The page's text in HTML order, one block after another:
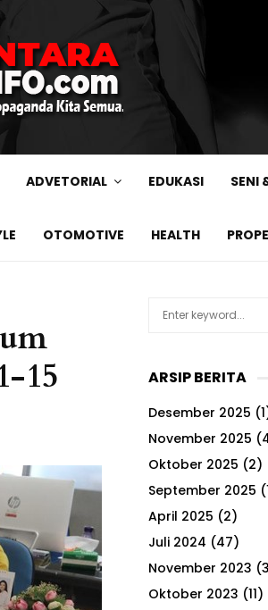
ADVETORIAL EDUKASI SENI
OTOMOTIVE HEALTH
15
c
f
o
r
ARSIP BERITA
Desember 2025
November 2025
Oktober 2025 (2)
September 2025
April 2025 (2)
Juli 2024 (47)
November 2023
Oktober 2023 (11)